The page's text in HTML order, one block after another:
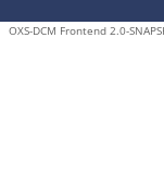
OXS-DCM Frontend 2.0-